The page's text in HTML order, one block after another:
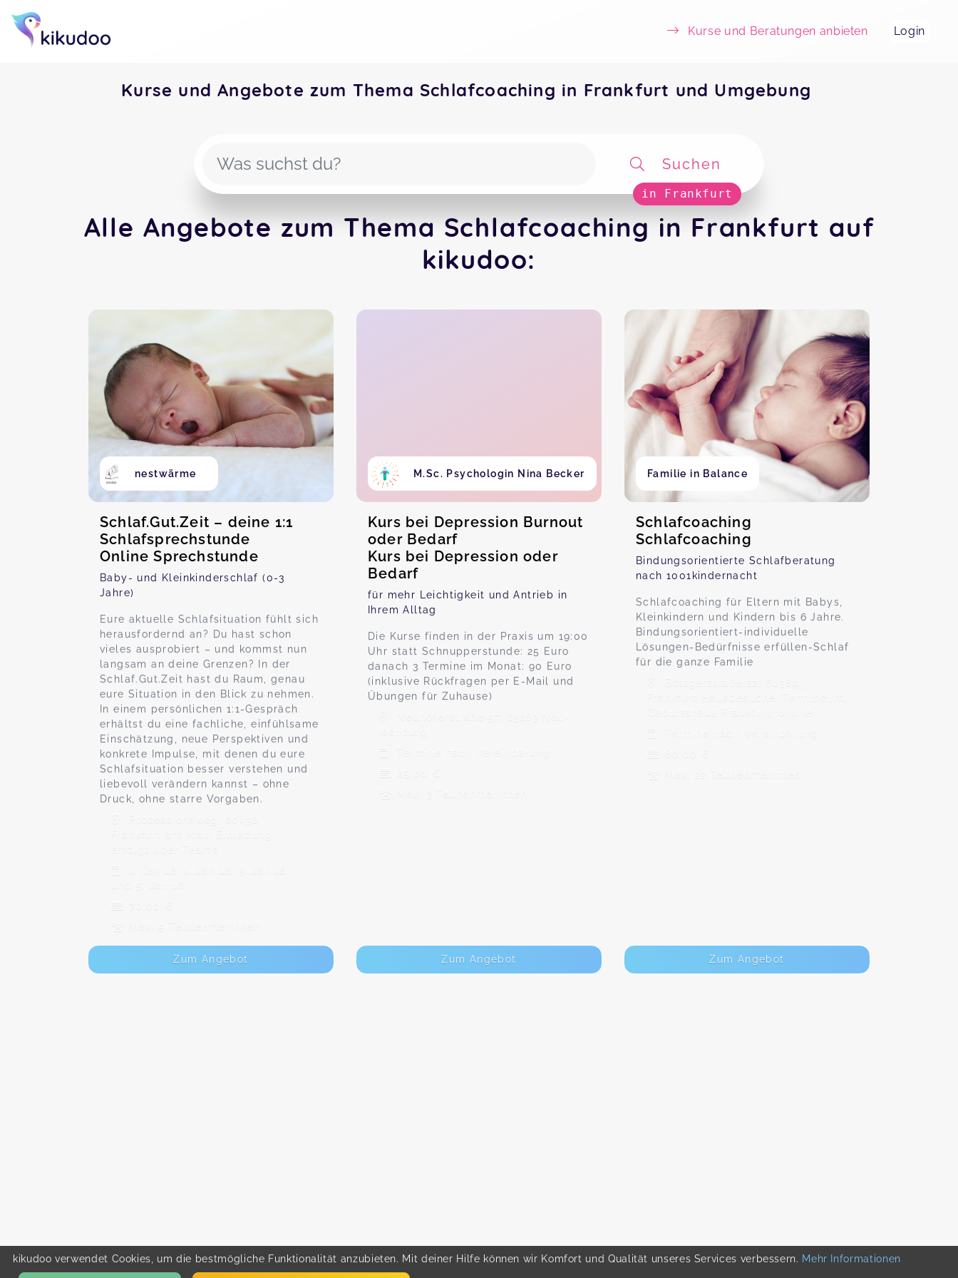
Kurse und Beratungen anbieten Login
Kurse und Angebote zum Thema Schlafcoaching in Frankfurt und Umgebung
Suchen
in Frankfurt
Alle Angebote zum Thema Schlafcoaching in Frankfurt auf
kikudoo:
nestwärme
Schlaf.Gut.Zeit – deine 1:1
Schlafsprechstunde
Online Sprechstunde
Baby- und Kleinkinderschlaf (0-3
Jahre)
Eure aktuelle Schlafsituation fühlt sich
herausfordernd an? Du hast schon
vieles ausprobiert – und kommst nun
langsam an deine Grenzen? In der
Schlaf.Gut.Zeit hast du Raum, genau
eure Situation in den Blick zu nehmen.
In einem persönlichen 1:1-Gespräch
erhältst du eine fachliche, einfühlsame
Einschätzung, neue Perspektiven und
konkrete Impulse, mit denen du eure
Schlafsituation besser verstehen und
liebevoll verändern kannst – ohne
Druck, ohne starre Vorgaben.
Prozessionsweg, 60438
Frankfurt am Main Einladung
erfolgt über Teams
1. Jan 18, 1. Jan 18, 3. Jan 18
und 5. Jan 18
70,00 €
Max. 5 TeilnehmerInnen
Zum Angebot
M.Sc. Psychologin Nina Becker
Kurs bei Depression Burnout
oder Bedarf
Kurs bei Depression oder
Bedarf
für mehr Leichtigkeit und Antrieb in
Ihrem Alltag
Die Kurse finden in der Praxis um 19:00
Uhr statt Schnupperstunde: 25 Euro
danach 3 Termine im Monat: 90 Euro
(inklusive Rückfragen per E-Mail und
Übungen für Zuhause)
Neuhöferstraße 57, 63263 Neu-
Termine nach Vereinbarung
25,00 €
Max. 3 TeilnehmerInnen
Zum Angebot
Familie in Balance
Schlafcoaching
Schlafcoaching
Bindungsorientierte Schlafberatung
nach 1001kindernacht
Schlafcoaching für Eltern mit Babys,
Kleinkindern und Kindern bis 6 Jahre.
Bindungsorientiert-individuelle
Lösungen-Bedürfnisse erfüllen-Schlaf
für die ganze Familie
Böttgerstraße 22, 60389
Frankfurt Hausbesuche, Termine im
Geburtshaus Frankfurt, online
Termine nach Vereinbarung
80,00 €
Max. 22 TeilnehmerInnen
Zum Angebot
kikudoo verwendet Cookies, um die bestmögliche Funktionalität anzubieten. Mit deiner Hilfe können wir Komfort und Qualität unseres Services verbessern. Mehr Informationen